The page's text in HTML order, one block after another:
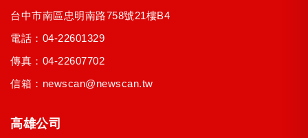
台中市南區忠明南路758號21樓B4
電話： 04-22601329
傳真：04-22607702
信箱： newscan@newscan.tw
高雄公司